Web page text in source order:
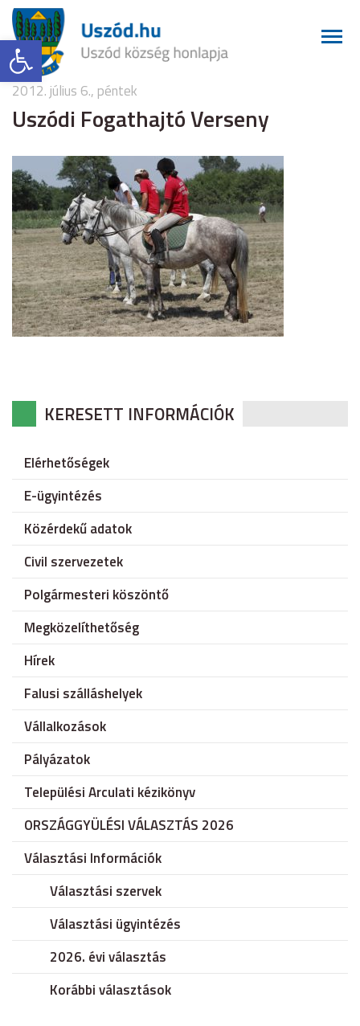
Eszköztár megnyitása
2012. július 6., péntek
Uszódi Fogathajtó Verseny
KERESETT INFORMÁCIÓK
Elérhetőségek
E-ügyintézés
Közérdekű adatok
Civil szervezetek
Polgármesteri köszöntő
Megközelíthetőség
Hírek
Falusi szálláshelyek
Vállalkozások
Pályázatok
Települési Arculati kézikönyv
ORSZÁGGYÜLÉSI VÁLASZTÁS 2026
Választási Információk
Választási szervek
Választási ügyintézés
2026. évi választás
Korábbi választások